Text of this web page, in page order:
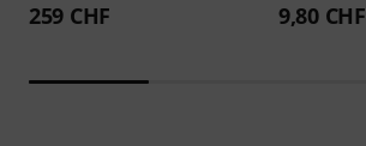
259 CHF 9,80 CHF